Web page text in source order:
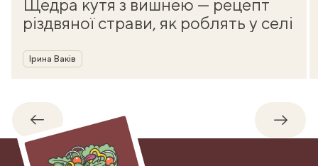
Щедра кутя з вишнею — рецепт
різдвяної страви, як роблять у селі
Автор
Ірина Ваків
Назад